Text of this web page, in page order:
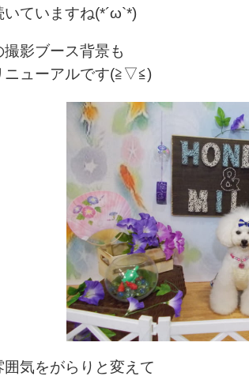
ていますね(*´ω`*)
影ブース背景も
ニューアルです(≧▽≦)
囲気をがらりと変えて